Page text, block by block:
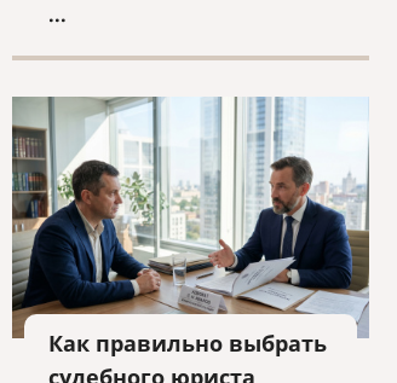
...
Как правильно выбрать
судебного юриста